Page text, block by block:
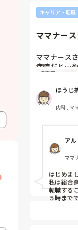
インシデン
かったり、
反省してい
ています。
出来ていな
他の先輩に
よ』とのこと
師長さんの
私も、正直
を感じてな
でいきたい
・とりあえ
かと思い
あれば、
くない
病院も規
即戦力を
キャリア・転職
ママナー
ママナース
病院だと…
育園のお迎
保育園 ママ
ほうじ
内科, マ
アル
ママ
はじめま
私は総合
転職する
５時まで
うです☺️